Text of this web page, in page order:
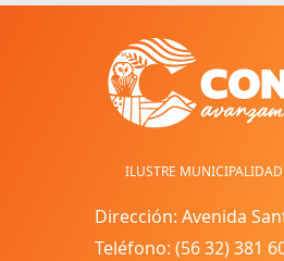
ILUSTRE
Dirección: Avenida
Teléfono: (56 32) 381